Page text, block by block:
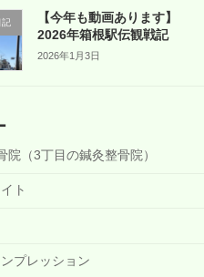
記
【今年も動画あります】
2026年箱根駅伝観戦記
2026年1月3日
院（3丁目の鍼灸整骨院）
ト
プレッション